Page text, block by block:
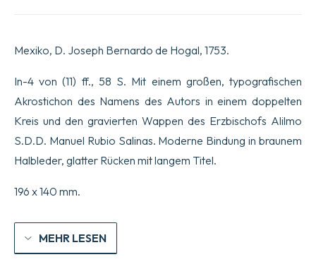
D.
de
Zenteno,
Kollege
im
Königlichen
und
Päpstlichen
diktiert…
Mexiko, D. Joseph Bernardo de Hogal, 1753.
In-4 von (11) ff., 58 S. Mit einem großen, typografischen
Akrostichon des Namens des Autors in einem doppelten
Kreis und den gravierten Wappen des Erzbischofs Alilmo
S.D.D. Manuel Rubio Salinas. Moderne Bindung in braunem
Halbleder, glatter Rücken mit langem Titel.
196 x 140 mm.
MEHR LESEN